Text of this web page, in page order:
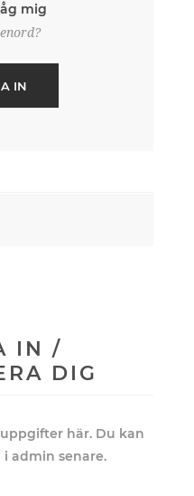
mig
IN
IN /
DIG
här. Du kan
admin senare.